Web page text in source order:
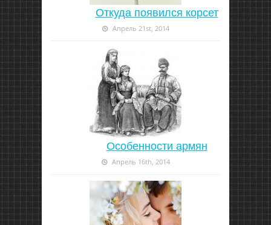
Откуда появился корсет
Апрель 21st, 2014
Особенности армян
Апрель 16th, 2014